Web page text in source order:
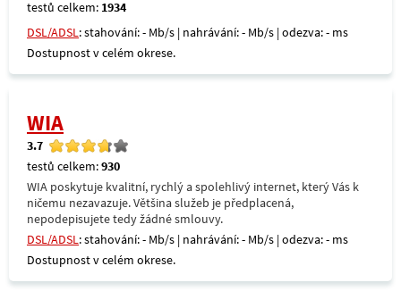
testů celkem: 1934
DSL/ADSL: stahování: - Mb/s | nahrávání: - Mb/s | odezva: - ms
Dostupnost v celém okrese.
WIA
3.7
testů celkem:930
WIA poskytuje kvalitní, rychlý a spolehlivý internet, který Vás k
ničemu nezavazuje. Většina služeb je předplacená,
nepodepisujete tedy žádné smlouvy.
DSL/ADSL: stahování: - Mb/s | nahrávání: - Mb/s | odezva: - ms
Dostupnost v celém okrese.